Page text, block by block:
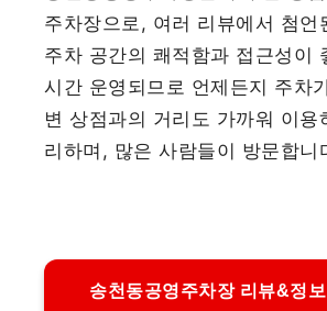
주차장으로, 여러 리뷰에서 첨언
주차 공간의 쾌적함과 접근성이
시간 운영되므로 언제든지 주차
변 상점과의 거리도 가까워 이용
리하며, 많은 사람들이 방문합니
송천동공영주차장 리뷰&정